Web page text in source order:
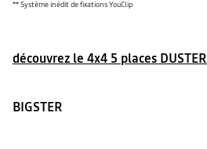
** Système inédit de fixations YouClip
découvrez le 4x4 5 places DUSTER
BIGSTER